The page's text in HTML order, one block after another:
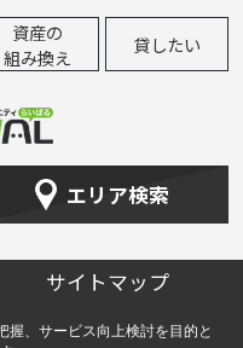
資産の
組み換え
貸したい
エリア検索
サイトマップ
握、サービス向上検討を目的と